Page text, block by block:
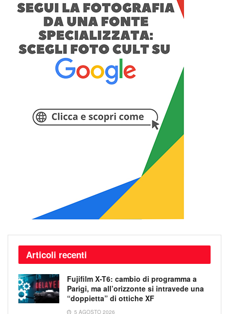
Articoli recenti
Fujifilm X-T6: cambio di programma a
Parigi, ma all’orizzonte si intravede una
“doppietta” di ottiche XF
5 AGOSTO 2026